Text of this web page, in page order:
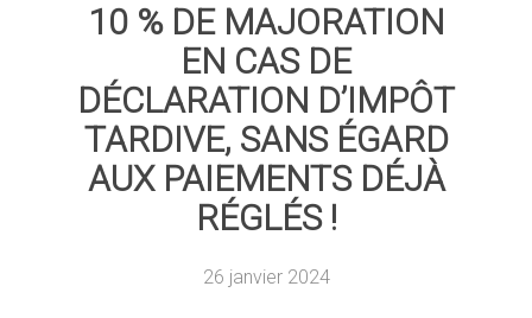
10 % DE MAJORATION
EN CAS DE
DÉCLARATION D’IMPÔT
TARDIVE, SANS ÉGARD
AUX PAIEMENTS DÉJÀ
RÉGLÉS !
26 janvier 2024